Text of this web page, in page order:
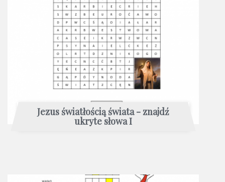
Jezus światłością świata - znajdź
ukryte słowa I